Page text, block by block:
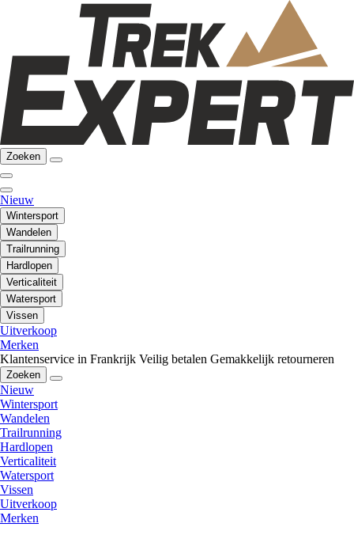
Zoeken
Nieuw
Wintersport
Wandelen
Trailrunning
Hardlopen
Verticaliteit
Watersport
Vissen
Uitverkoop
Merken
Klantenservice in Frankrijk Veilig betalen Gemakkelijk retourneren
Zoeken
Nieuw
Wintersport
Wandelen
Trailrunning
Hardlopen
Verticaliteit
Watersport
Vissen
Uitverkoop
Merken